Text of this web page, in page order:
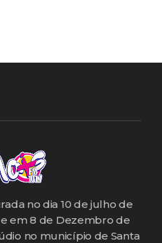
no dia 10 de julho de
em 8 de Dezembro de
no município de Santa